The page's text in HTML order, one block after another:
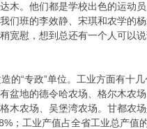
木。他们都是学校出色的运动
们班的李效静、宋琪和农学的
宽慰，想到总还有一个人可以说
“专政”单位。工业方面有十
盆地的德令哈农场、格尔木农
农场、吴堡湾农场。甘都农
；工业产值占全省工业总产